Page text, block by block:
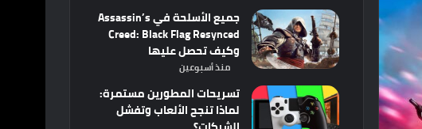
جميع الأسلحة في Assassin’s
Creed: Black Flag Resynced
وكيف تحصل عليها
منذ أسبوعين
تسريحات المطورين مستمرة:
لماذا تنجح الألعاب وتفشل